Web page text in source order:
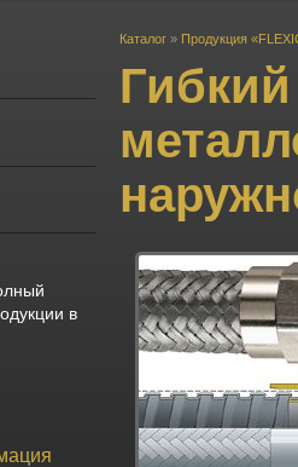
Каталог» Продукция
в